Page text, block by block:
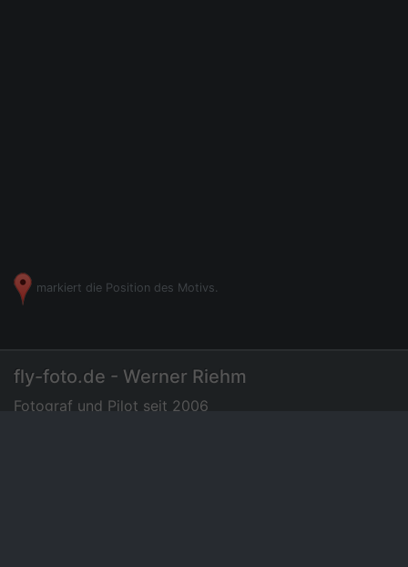
markiert die Position des Motivs.
fly-foto.de - Werner Riehm
Fotograf und Pilot seit 2006